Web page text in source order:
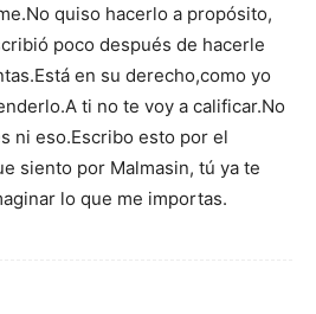
quiso hacerlo a propósito,
poco después de hacerle
en su derecho,como yo
ti no te voy a calificar.No
ni eso.Escribo esto por el
siento por Malmasin, tú ya te
lo que me importas.